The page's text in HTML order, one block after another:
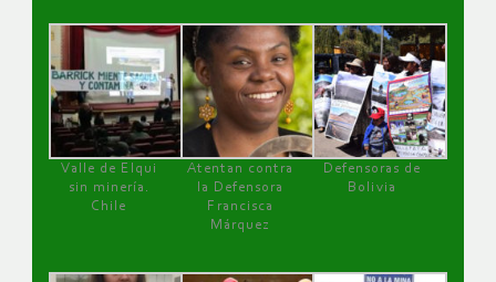
Valle de Elqui
sin minería.
Chile
Atentan contra
la Defensora
Francisca
Márquez
Defensoras de
Bolivia